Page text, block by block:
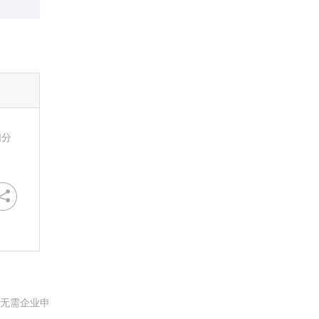
需企业申